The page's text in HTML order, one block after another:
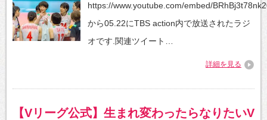
https://www.youtube.com/embed/
から05.22にTBS action内で放送されたラジ
オです.関連ツイート…
詳細を見る
【Vリーグ公式】生まれ変わったらなりたいV